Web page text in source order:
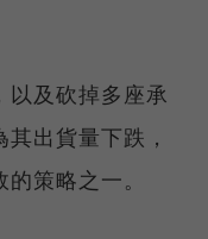
以及砍掉多座承
出貨量下跌，
策略之一。